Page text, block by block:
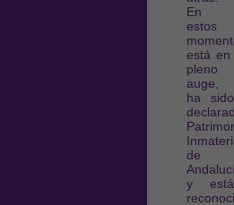
En
estos
está en
pleno
auge,
ha sido
de
y está